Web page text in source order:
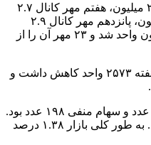
بورس روز ششم مهر وارد کانال ۲.۶ میلیون، هفتم مهر کانال ۲.۷
میلیون، سیزدهم مهر کانال ۲.۸ میلیون، پانزدهم مهر کانال ۲.۹
میلیون، ۲۰ مهر وارد کانال سه میلیون واحد شد و ۲۳ مهر آن را از
شاخص هم‌وزن نیز در پنجمین روز هفته ۲۵۷۳ واحد کاهش داشت و
امروز تعداد سهام مثبت بورس ۱۴۳ عدد و سهام منفی ۱۹۸ عدد بود.
تعداد خریداران به ۷۹ هزار نفر رسید. به طور کلی بازار ۱.۳۸ درصد